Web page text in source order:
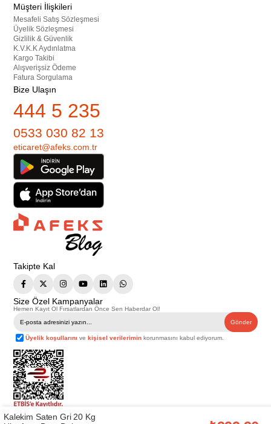
Müşteri İlişkileri
Mesafeli Satış Sözleşmesi
Üyelik Sözleşmesi
Gizlilik & Güvenlik
K.V.K.K Aydınlatma
Kargo Takibi
Alışverişsiz Ödeme
Fatura Sorgulama
Bize Ulaşın
444 5 235
0533 030 82 13
eticaret@afeks.com.tr
Takipte Kal
Size Özel Kampanyalar
Hemen Kayıt Ol Fırsatlardan Önce Sen Haberdar Ol!
Gönder
Üyelik koşullarını vekişisel verilerimin korunmasını kabul ediyorum.
Telif Hakkı © 2026 . Tüm hakları saklıdır.
Kalekim Saten Gri 20 Kg